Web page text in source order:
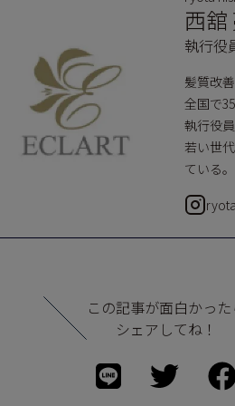
西舘
執行役
髪質改
全国で
執行役
若い世
ている。
この記事が面白かった
シェアしてね！